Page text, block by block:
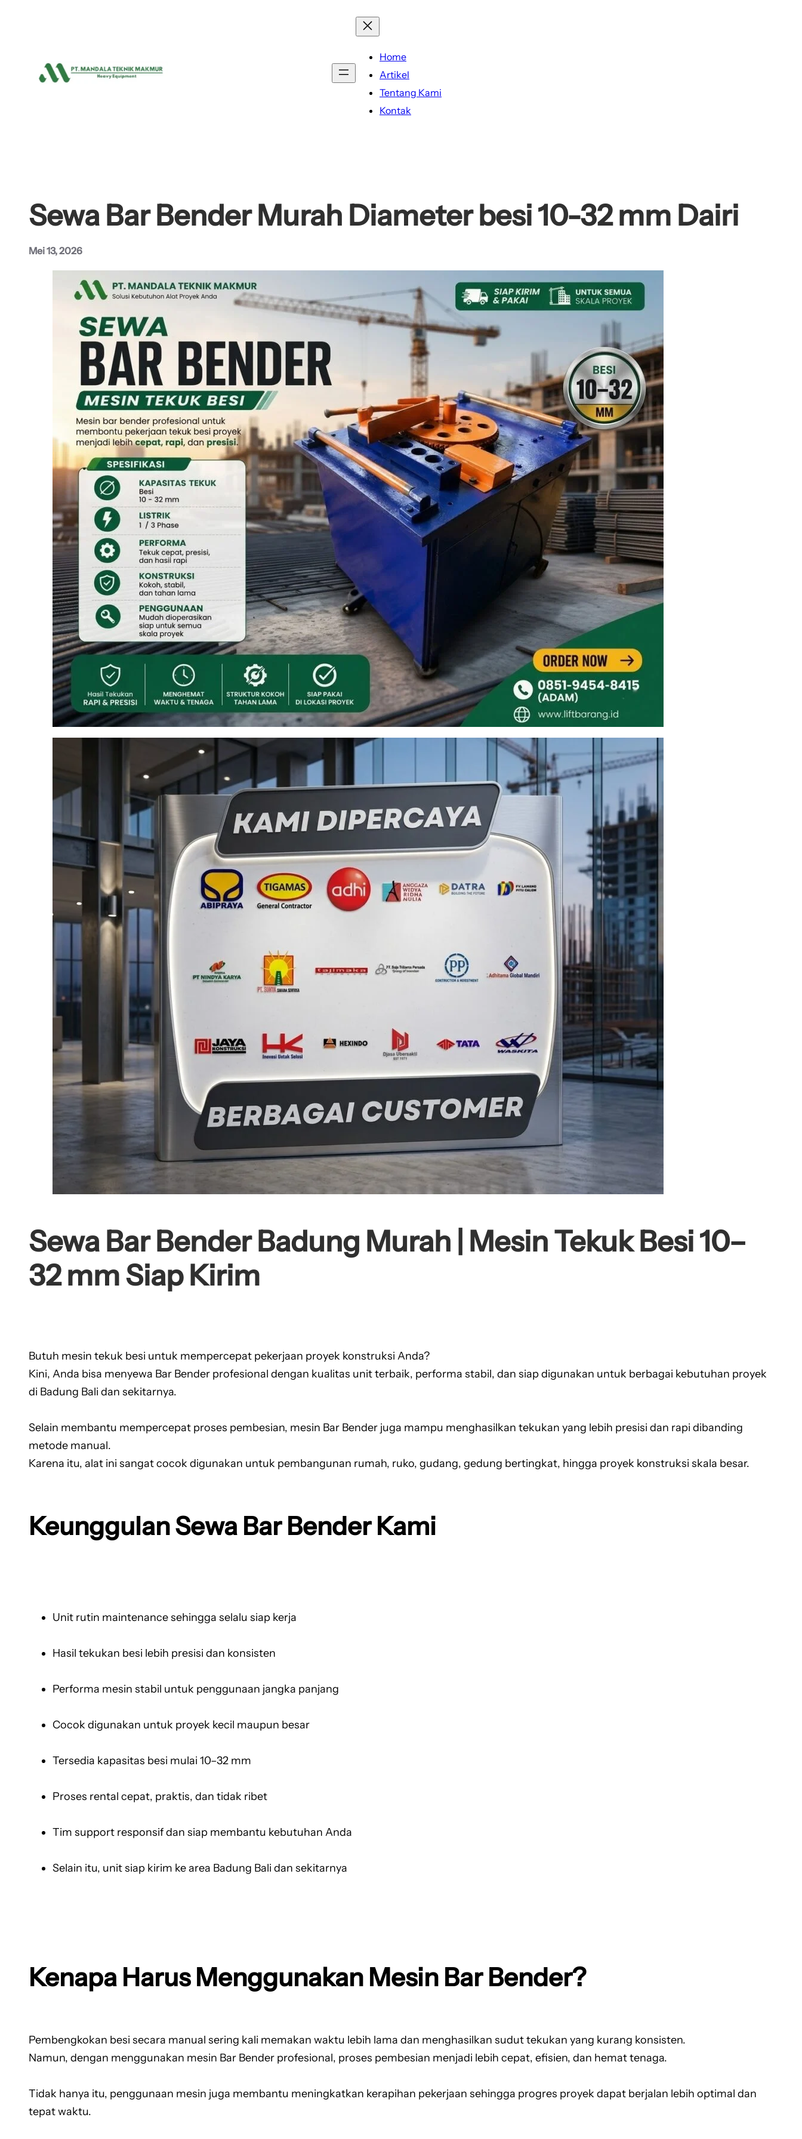
Home
Artikel
Tentang Kami
Kontak
Sewa Bar Bender Murah Diameter besi 10-32 mm Dairi
Mei 13, 2026
Sewa Bar Bender Badung Murah | Mesin Tekuk Besi 10–
32 mm Siap Kirim
Butuh mesin tekuk besi untuk mempercepat pekerjaan proyek konstruksi Anda?
Kini, Anda bisa menyewa Bar Bender profesional dengan kualitas unit terbaik, performa stabil, dan siap digunakan untuk berbagai kebutuhan proyek
di Badung Bali dan sekitarnya.
Selain membantu mempercepat proses pembesian, mesin Bar Bender juga mampu menghasilkan tekukan yang lebih presisi dan rapi dibanding
metode manual.
Karena itu, alat ini sangat cocok digunakan untuk pembangunan rumah, ruko, gudang, gedung bertingkat, hingga proyek konstruksi skala besar.
Keunggulan Sewa Bar Bender Kami
Unit rutin maintenance sehingga selalu siap kerja
Hasil tekukan besi lebih presisi dan konsisten
Performa mesin stabil untuk penggunaan jangka panjang
Cocok digunakan untuk proyek kecil maupun besar
Tersedia kapasitas besi mulai 10–32 mm
Proses rental cepat, praktis, dan tidak ribet
Tim support responsif dan siap membantu kebutuhan Anda
Selain itu, unit siap kirim ke area Badung Bali dan sekitarnya
Kenapa Harus Menggunakan Mesin Bar Bender?
Pembengkokan besi secara manual sering kali memakan waktu lebih lama dan menghasilkan sudut tekukan yang kurang konsisten.
Namun, dengan menggunakan mesin Bar Bender profesional, proses pembesian menjadi lebih cepat, efisien, dan hemat tenaga.
Tidak hanya itu, penggunaan mesin juga membantu meningkatkan kerapihan pekerjaan sehingga progres proyek dapat berjalan lebih optimal dan
tepat waktu.